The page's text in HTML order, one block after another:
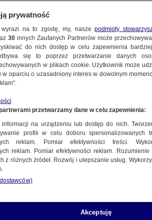
na Atlantyku mogą być
prywatność
wyrazi na to zgodę, my, naszepodmioty
30 innych Zaufanych Partnerów może
do nich dostęp w celu zapewnienia
się to poprzez przetwarzanie danych
w plikach cookie. Użytkownik może
w oparciu o uzasadniony interes w dowolnym
przetwarzamy dane w celu zapewnienia:
informacji na urządzeniu lub dostęp do nich.
profili w celu doboru spersonalizowanych
reklam. Pomiar efektywności treści.
reklam. Pomiar efektywności reklam.
z różnych źródeł. Rozwój i ulepszanie usług.
Akceptuję